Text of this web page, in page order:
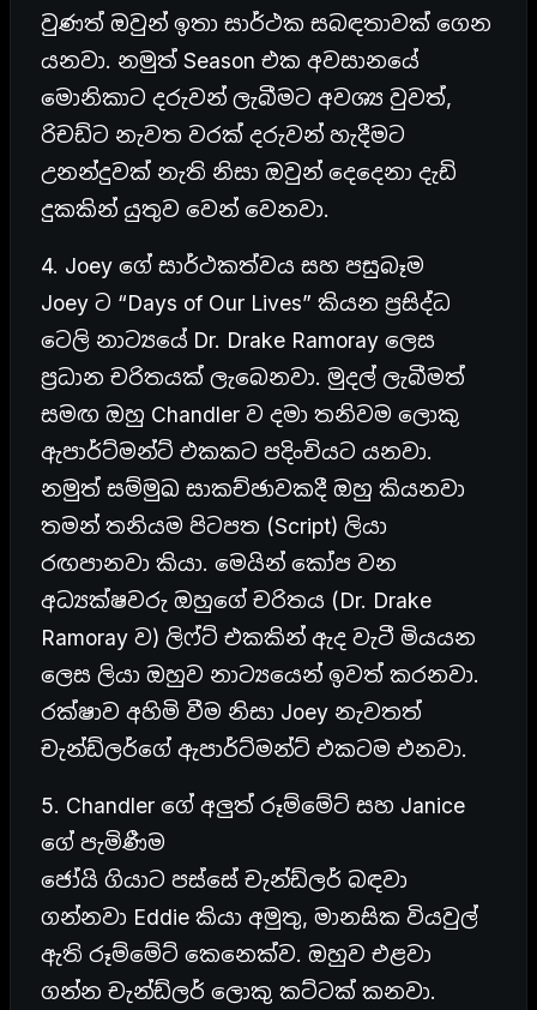
වුණත් ඔවුන් ඉතා සාර්ථක සබඳතාවක් ගෙන
යනවා. නමුත් Season එක අවසානයේ
මොනිකාට දරුවන් ලැබීමට අවශ්‍ය වුවත්,
රිචඩ්ට නැවත වරක් දරුවන් හැදීමට
උනන්දුවක් නැති නිසා ඔවුන් දෙදෙනා දැඩි
දුකකින් යුතුව වෙන් වෙනවා.
4. Joey ගේ සාර්ථකත්වය සහ පසුබෑම
Joey ට “Days of Our Lives” කියන ප්‍රසිද්ධ
ටෙලි නාට්‍යයේ Dr. Drake Ramoray ලෙස
ප්‍රධාන චරිතයක් ලැබෙනවා. මුදල් ලැබීමත්
සමඟ ඔහු Chandler ව දමා තනිවම ලොකු
ඇපාර්ට්මන්ට් එකකට පදිංචියට යනවා.
නමුත් සම්මුඛ සාකච්ඡාවකදී ඔහු කියනවා
තමන් තනියම පිටපත (Script) ලියා
රඟපානවා කියා. මෙයින් කෝප වන
අධ්‍යක්ෂවරු ඔහුගේ චරිතය (Dr. Drake
Ramoray ව) ලිෆ්ට් එකකින් ඇද වැටී මියයන
ලෙස ලියා ඔහුව නාට්‍යයෙන් ඉවත් කරනවා.
රක්ෂාව අහිමි වීම නිසා Joey නැවතත්
චැන්ඩ්ලර්ගේ ඇපාර්ට්මන්ට් එකටම එනවා.
5. Chandler ගේ අලුත් රූම්මේට් සහ Janice
ගේ පැමිණීම
ජෝයි ගියාට පස්සේ චැන්ඩ්ලර් බඳවා
ගන්නවා Eddie කියා අමුතු, මානසික වියවුල්
ඇති රූම්මේට් කෙනෙක්ව. ඔහුව එළවා
ගන්න චැන්ඩ්ලර් ලොකු කට්ටක් කනවා.